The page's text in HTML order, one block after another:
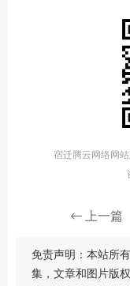
宿迁腾云网络网
上一篇
免责声明：本站所
集，文章和图片版